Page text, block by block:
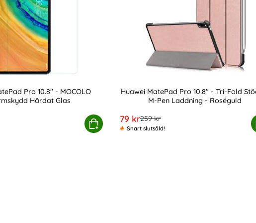
Glas
Pro 10.8" - MOCOLO
Härdat Glas
Köp
Pro 10.8" - MOCOLO Skärmskydd Härdat Glas
Huawei MatePad Pro 10.8" - Tri-Fold
M-Pen Laddning - Roséguld
rea pris
79 krtidigare pris
259 kr
Snart slutsåld!
Huawei MatePad Pro 10.8" - Tri-
Pro 10.8" - IMAK 2-PACK Linsskydd som favorit